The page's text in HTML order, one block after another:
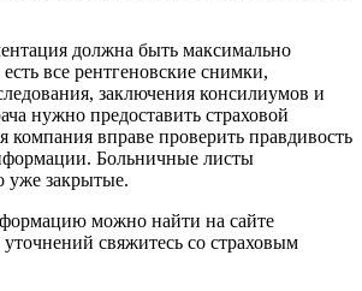
должна быть максимально
все рентгеновские снимки,
заключения консилиумов и
нужно предоставить страховой
компания вправе проверить правдивость
Больничные листы
уже закрытые.
можно найти на сайте
свяжитесь со страховым